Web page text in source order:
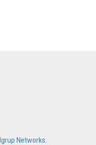
Networks.